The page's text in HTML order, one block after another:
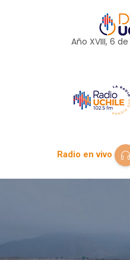
Año XVIII, 6 de
Radio en vivo